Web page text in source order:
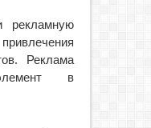
рекламную
Реклама
в